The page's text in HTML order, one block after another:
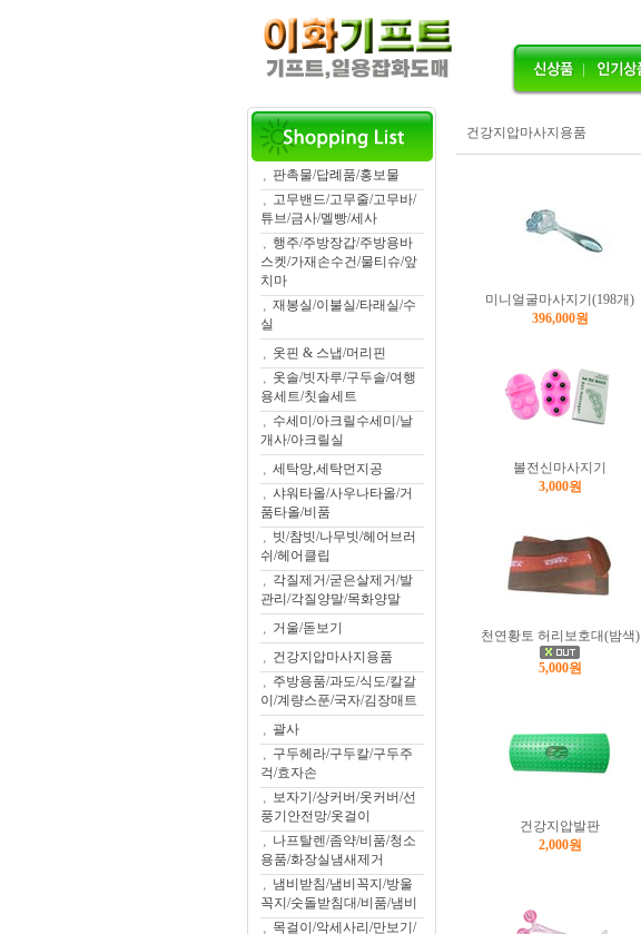
판촉물/답례품/홍보물
고무밴드/고무줄/고무바/
튜브/금사/멜빵/세사
행주/주방장갑/주방용바
스켓/가재손수건/물티슈/앞
치마
재봉실/이불실/타래실/수
실
옷핀 & 스냅/머리핀
옷솔/빗자루/구두솔/여행
용세트/칫솔세트
수세미/아크릴수세미/날
개사/아크릴실
세탁망,세탁먼지공
샤워타올/사우나타올/거
품타올/비품
빗/참빗/나무빗/헤어브러
쉬/헤어클립
각질제거/굳은살제거/발
관리/각질양말/목화양말
거울/돋보기
건강지압마사지용품
주방용품/과도/식도/칼갈
이/계량스푼/국자/김장매트
괄사
구두헤라/구두칼/구두주
걱/효자손
보자기/상커버/옷커버/선
풍기안전망/옷걸이
나프탈렌/좀약/비품/청소
용품/화장실냄새제거
냄비받침/냄비꼭지/방울
꼭지/숫돌받침대/비품/냄비
목걸이/악세사리/만보기/
건강지압마사지용품
미니얼굴마사지기(198개)
396,000원
볼전신마사지기
3,000원
천연황토 허리보호대(밤색)
5,000원
건강지압발판
2,000원